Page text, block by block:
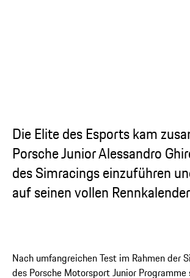
Die Elite des Esports kam
Porsche Junior Alessandro
des Simracings einzuführen
auf seinen vollen
Nach umfangreichen Test im Rahmen der
des Porsche Motorsport Junior